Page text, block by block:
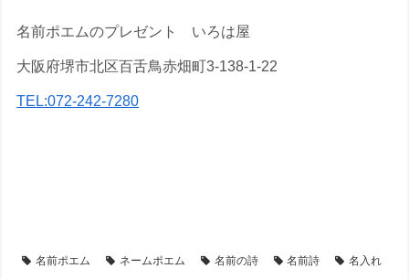
名前ポエムのプレゼント いろは屋
大阪府堺市北区百舌鳥赤畑町3-138-1-22
TEL:072-242-7280
名前ポエム ネームポエム 名前の詩 名前詩
名入れ